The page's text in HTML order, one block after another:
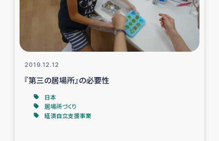
ガザ地区での公園の緑化を通じた支援事業
ガザ地区における被災住民への緊急支援
ふりかけ普及と食生活改善による栄養改善事業
2019.12.12
『第三の居場所』の必要性
日本
居場所づくり
経済自立支援事業